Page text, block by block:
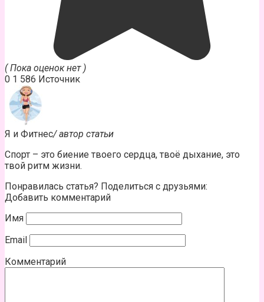
( Пока оценок нет )
0 1 586 Источник
Я и Фитнес/ автор статьи
Спорт – это биение твоего сердца, твоё дыхание, это
твой ритм жизни.
Понравилась статья? Поделиться с друзьями:
Добавить комментарий
Имя
Email
Комментарий